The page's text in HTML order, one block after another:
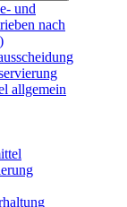
und
nach
allgemein